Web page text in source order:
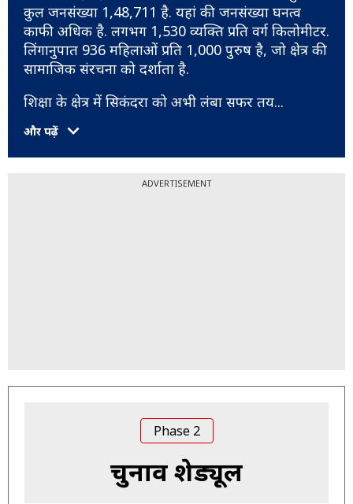
कुल जनसंख्या 1,48,711 है. यहां की जनसंख्या घनत्व
काफी अधिक है. लगभग 1,530 व्यक्ति प्रति वर्ग किलोमीटर.
लिंगानुपात 936 महिलाओं प्रति 1,000 पुरुष है, जो क्षेत्र की
सामाजिक संरचना को दर्शाता है.
शिक्षा के क्षेत्र में सिकंदरा को अभी लंबा सफर तय...
और पढ़ें
ADVERTISEMENT
Phase 2
चुनाव शेड्यूल